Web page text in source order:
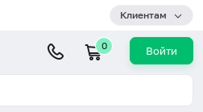
Клиентам
0 Войти